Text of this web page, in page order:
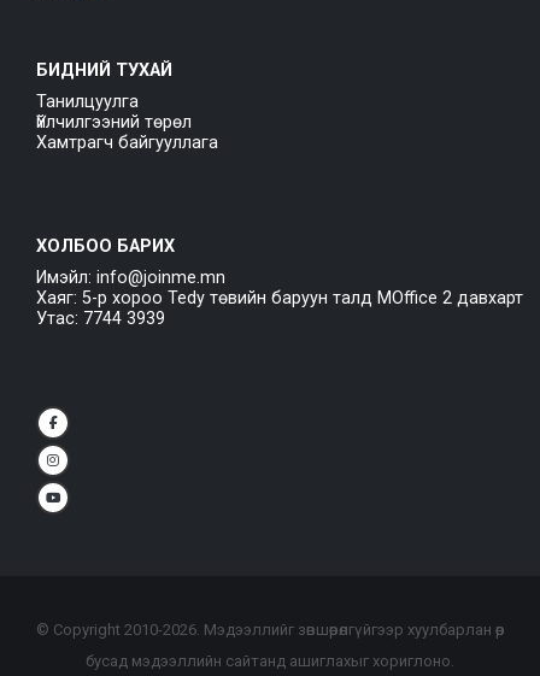
БИДНИЙ ТУХАЙ
Танилцуулга
Үйлчилгээний төрөл
Хамтрагч байгууллага
ХОЛБОО БАРИХ
Имэйл: info@joinme.mn
Хаяг: 5-р хороо Tedy төвийн баруун талд MOffice 2 давхарт
Утас: 7744 3939
© Copyright 2010-2026. Мэдээллийг зөвшөөрөлгүйгээр хуулбарлан өөр
бусад мэдээллийн сайтанд ашиглахыг хориглоно.